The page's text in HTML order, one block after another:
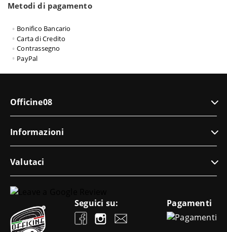
Metodi di pagamento
Bonifico Bancario
Carta di Credito
Contrassegno
PayPal
Officine08
Informazioni
Valutaci
Seguici su: Pagamenti